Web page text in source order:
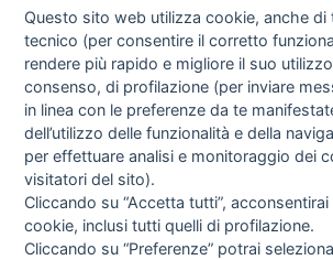
Questo sito web utilizza cookie, anche di
tecnico (per consentire il corretto
rendere più rapido e migliore il suo
consenso, di profilazione (per inviare
in linea con le preferenze da te
dell’utilizzo delle funzionalità e della
per effettuare analisi e monitoraggio dei
visitatori del sito).
Cliccando su “Accetta tutti”, acconsentirai
cookie, inclusi tutti quelli di profilazione.
Cliccando su “Preferenze” potrai